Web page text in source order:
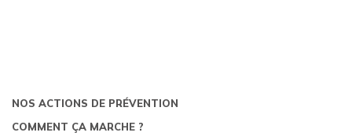
NOS ACTIONS DE PRÉVENTION
COMMENT ÇA MARCHE ?